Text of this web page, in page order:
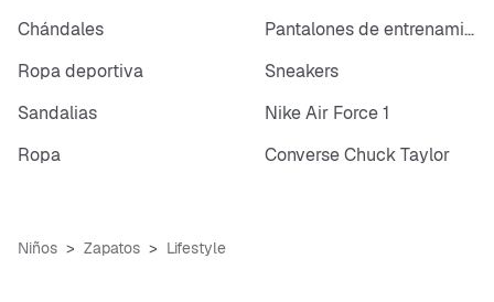
Chándales
Pantalones de entrenamiento
Ropa deportiva
Sneakers
Sandalias
Nike Air Force 1
Ropa
Converse Chuck Taylor
Niños Zapatos Lifestyle